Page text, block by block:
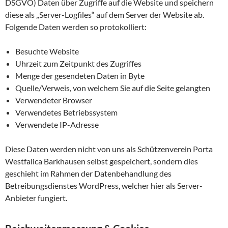
DSGVO) Daten über Zugriffe auf die Website und speichern
diese als „Server-Logfiles“ auf dem Server der Website ab.
Folgende Daten werden so protokolliert:
Besuchte Website
Uhrzeit zum Zeitpunkt des Zugriffes
Menge der gesendeten Daten in Byte
Quelle/Verweis, von welchem Sie auf die Seite gelangten
Verwendeter Browser
Verwendetes Betriebssystem
Verwendete IP-Adresse
Diese Daten werden nicht von uns als Schützenverein Porta
Westfalica Barkhausen selbst gespeichert, sondern dies
geschieht im Rahmen der Datenbehandlung des
Betreibungsdienstes WordPress, welcher hier als Server-
Anbieter fungiert.